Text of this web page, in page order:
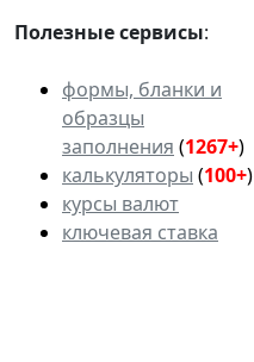
Полезные сервисы:
формы, бланки и
образцы
заполнения (1267+)
калькуляторы (100+)
курсы валют
ключевая ставка